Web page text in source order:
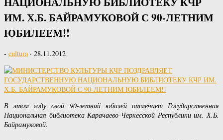
ИМ. Х.Б. БАЙРАМУКОВОЙ С 90-ЛЕТНИМ
ЮБИЛЕЕМ!!
- cultura · 28.11.2012
В этом году свой 90-летний юбилей отмечает Государственная
Национальная библиотека Карачаево-Черкесской Республики им. Х.Б.
Байрамуковой.